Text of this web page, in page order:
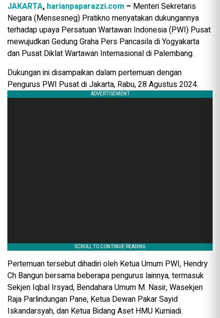
JAKARTA, harianpaparazzi.com – Menteri Sekretaris
Negara (Mensesneg) Pratikno menyatakan dukungannya
terhadap upaya Persatuan Wartawan Indonesia (PWI) Pusat
mewujudkan Gedung Graha Pers Pancasila di Yogyakarta
dan Pusat Diklat Wartawan Internasional di Palembang.
Dukungan ini disampaikan dalam pertemuan dengan
Pengurus PWI Pusat di Jakarta, Rabu, 28 Agustus 2024.
Pertemuan tersebut dihadiri oleh Ketua Umum PWI, Hendry
Ch Bangun bersama beberapa pengurus lainnya, termasuk
Sekjen Iqbal Irsyad, Bendahara Umum M. Nasir, Wasekjen
Raja Parlindungan Pane, Ketua Dewan Pakar Sayid
Iskandarsyah, dan Ketua Bidang Aset HMU Kurniadi.